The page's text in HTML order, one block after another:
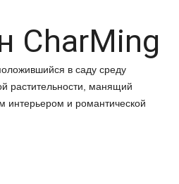
CharMing
в саду среду
растительности, манящий
интерьером и романтической